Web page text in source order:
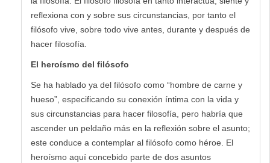
reflexiona con y sobre sus circunstancias, por tanto el
filósofo vive, sobre todo vive antes, durante y después de
hacer filosofía.
El heroísmo del filósofo
Se ha hablado ya del filósofo como “hombre de carne y
hueso”, especificando su conexión íntima con la vida y
sus circunstancias para hacer filosofía, pero habría que
ascender un peldaño más en la reflexión sobre el asunto;
este conduce a contemplar al filósofo como héroe. El
heroísmo aquí concebido parte de dos asuntos